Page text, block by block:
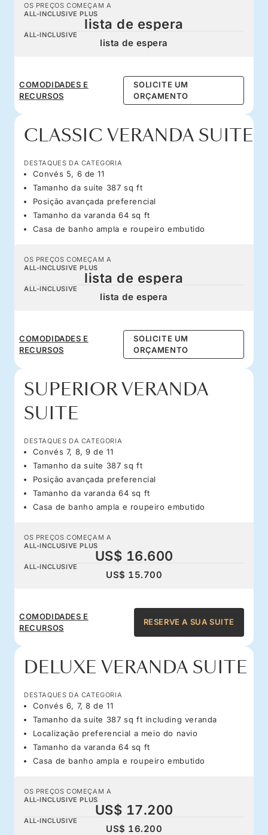
OS PREÇOS COMEÇAM A
ALL-INCLUSIVE PLUS
lista de espera
ALL-INCLUSIVE
lista de espera
COMODIDADES E
RECURSOS
SOLICITE UM
ORÇAMENTO
CLASSIC VERANDA SUITE
DESTAQUES DA CATEGORIA
Convés 5, 6 de 11
Tamanho da suíte 387 sq ft
Posição avançada preferencial
Tamanho da varanda 64 sq ft
Casa de banho ampla e roupeiro embutido
OS PREÇOS COMEÇAM A
ALL-INCLUSIVE PLUS
lista de espera
ALL-INCLUSIVE
lista de espera
COMODIDADES E
RECURSOS
SOLICITE UM
ORÇAMENTO
SUPERIOR VERANDA
SUITE
DESTAQUES DA CATEGORIA
Convés 7, 8, 9 de 11
Tamanho da suíte 387 sq ft
Posição avançada preferencial
Tamanho da varanda 64 sq ft
Casa de banho ampla e roupeiro embutido
OS PREÇOS COMEÇAM A
ALL-INCLUSIVE PLUS
US$ 16.600
ALL-INCLUSIVE
US$ 15.700
COMODIDADES E
RECURSOS
RESERVE A SUA SUITE
DELUXE VERANDA SUITE
DESTAQUES DA CATEGORIA
Convés 6, 7, 8 de 11
Tamanho da suíte 387 sq ft including veranda
Localização preferencial a meio do navio
Tamanho da varanda 64 sq ft
Casa de banho ampla e roupeiro embutido
OS PREÇOS COMEÇAM A
ALL-INCLUSIVE PLUS
US$ 17.200
ALL-INCLUSIVE
US$ 16.200